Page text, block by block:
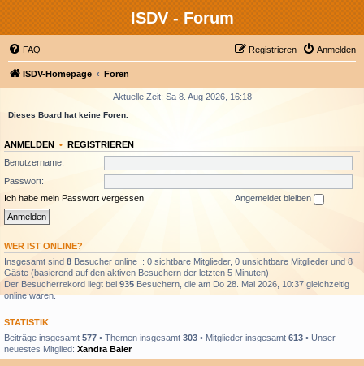
ISDV - Forum
FAQ Anmelden
Registrieren
ISDV-Homepage Foren
Aktuelle Zeit: Sa 8. Aug 2026, 16:18
Dieses Board hat keine Foren.
ANMELDEN • REGISTRIEREN
Benutzername:
Passwort:
Ich habe mein Passwort vergessen
Angemeldet bleiben
WER IST ONLINE?
Insgesamt sind 8 Besucher online :: 0 sichtbare Mitglieder, 0 unsichtbare Mitglieder und 8
Gäste (basierend auf den aktiven Besuchern der letzten 5 Minuten)
Der Besucherrekord liegt bei 935 Besuchern, die am Do 28. Mai 2026, 10:37 gleichzeitig
online waren.
STATISTIK
Beiträge insgesamt 577 • Themen insgesamt 303 • Mitglieder insgesamt 613 • Unser
neuestes Mitglied: Xandra Baier